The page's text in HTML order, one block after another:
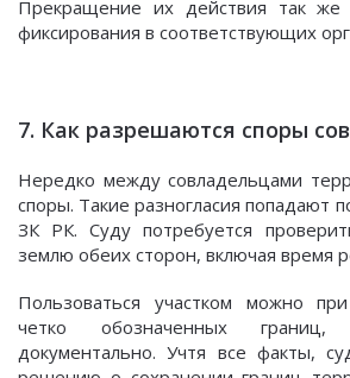
Прекращение их действия так же
фиксирования в соответствующих
7. Как разрешаются споры
Нередко между совладельцами
споры. Такие разногласия попадают
ЗК РК. Суду потребуется
землю обеих сторон, включая время
Пользоваться участком можно
четко обозначенных границ,
документально. Учтя все факты,